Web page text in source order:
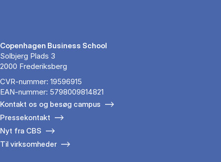
Copenhagen Business School
Solbjerg Plads 3
2000 Frederiksberg
CVR-nummer: 19596915
EAN-nummer: 5798009814821
Kontakt os og besøg campus
Pressekontakt
Nyt fra CBS
Til virksomheder